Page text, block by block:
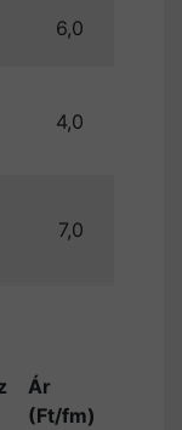
6,0
4,0
7,0
Ár
(Ft/fm)